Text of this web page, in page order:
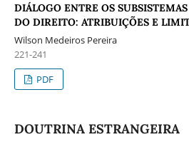
DIÁLOGO ENTRE OS
DO DIREITO: ATRIBUIÇÕES E
Wilson Medeiros Pereira
221-241
PDF
DOUTRINA ESTRANGEIRA